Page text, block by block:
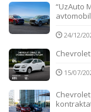
“UzAuto
24/12/
15/07/